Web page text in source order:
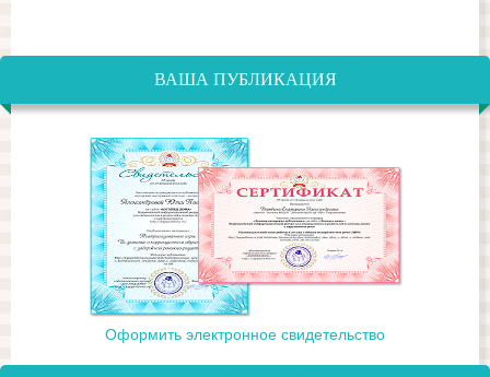
ВАША ПУБЛИКАЦИЯ
Оформить электронное свидетельство